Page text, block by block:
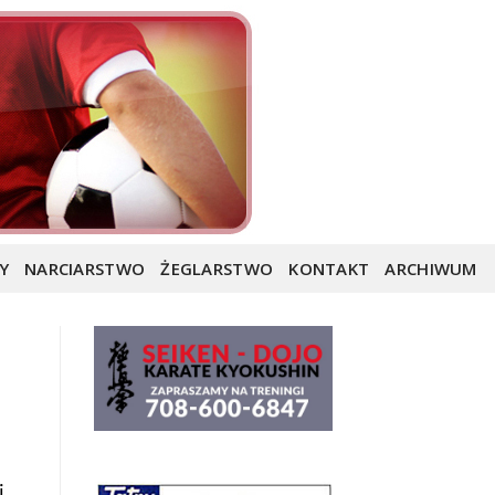
NARCIARSTWO ŻEGLARSTWO KONTAKT ARCHIWUM